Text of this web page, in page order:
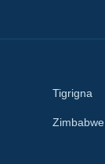
Tigrigna
Zimbabwe